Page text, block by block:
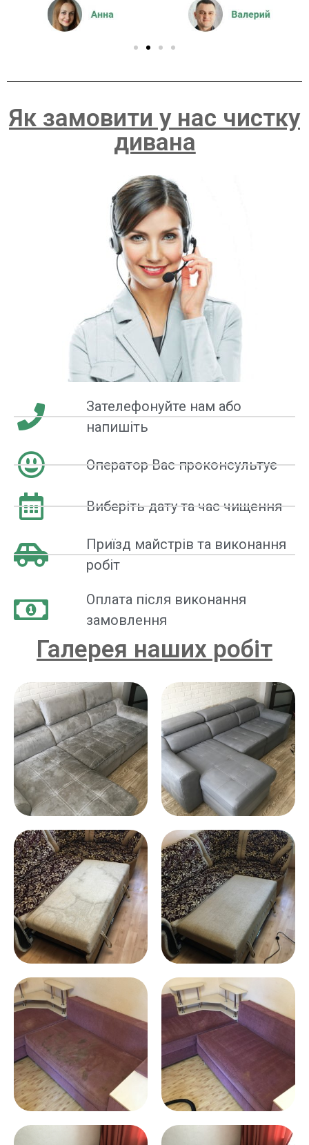
Як замовити у нас чистку
дивана
Зателефонуйте нам або
напишіть
Оператор Вас проконсультує
Виберіть дату та час чищення
Приїзд майстрів та виконання
робіт
Оплата після виконання
замовлення
Галерея наших робіт